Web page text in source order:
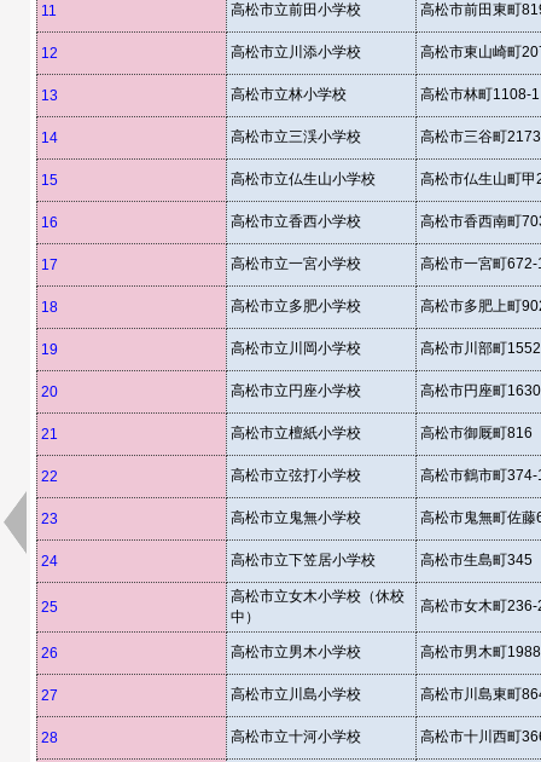
11 高松市立前田小学校 高松市前田東町
12 高松市立川添小学校 高松市東山崎町
13 高松市立林小学校 高松市林町1108-1
14 高松市立三渓小学校 高松市三谷町
15 高松市立仏生山小学校 高松市仏生山町甲
16 高松市立香西小学校 高松市香西南町
17 高松市立一宮小学校 高松市一宮町672-
18 高松市立多肥小学校 高松市多肥上町
19 高松市立川岡小学校 高松市川部町1552
20 高松市立円座小学校 高松市円座町
21 高松市立檀紙小学校 高松市御厩町816
22 高松市立弦打小学校 高松市鶴市町374-
23 高松市立鬼無小学校 高松市鬼無町佐藤
24 高松市立下笠居小学校 高松市生島町345
25
高松市立女木小学校（休校
中）
高松市女木町236-
26 高松市立男木小学校 高松市男木町1988
27 高松市立川島小学校 高松市川島東町
28 高松市立十河小学校 高松市十川西町